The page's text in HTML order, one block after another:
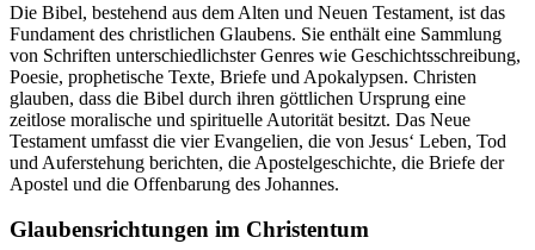
Die Bibel, bestehend aus dem Alten und Neuen Testament, ist das
Fundament des christlichen Glaubens. Sie enthält eine Sammlung
von Schriften unterschiedlichster Genres wie Geschichtsschreibung,
Poesie, prophetische Texte, Briefe und Apokalypsen. Christen
glauben, dass die Bibel durch ihren göttlichen Ursprung eine
zeitlose moralische und spirituelle Autorität besitzt. Das Neue
Testament umfasst die vier Evangelien, die von Jesus‘ Leben, Tod
und Auferstehung berichten, die Apostelgeschichte, die Briefe der
Apostel und die Offenbarung des Johannes.
Glaubensrichtungen im Christentum